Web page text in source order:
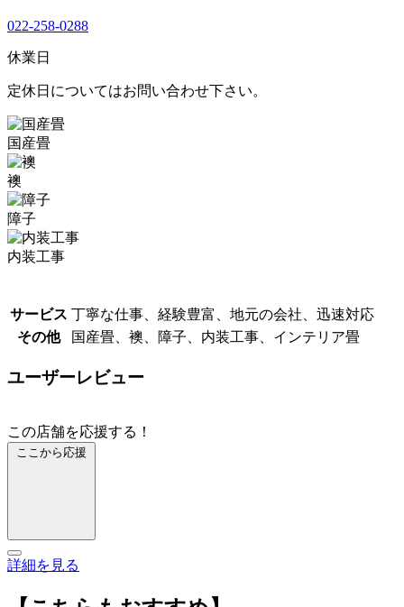
022-258-0288
休業日
定休日についてはお問い合わせ下さい。
国産畳
襖
障子
内装工事
サービス 丁寧な仕事、経験豊富、地元の会社、迅速対応
その他
国産畳、襖、障子、内装工事、インテリア畳
ユーザーレビュー
この店舗を応援する！
ここから応援
詳細を見る